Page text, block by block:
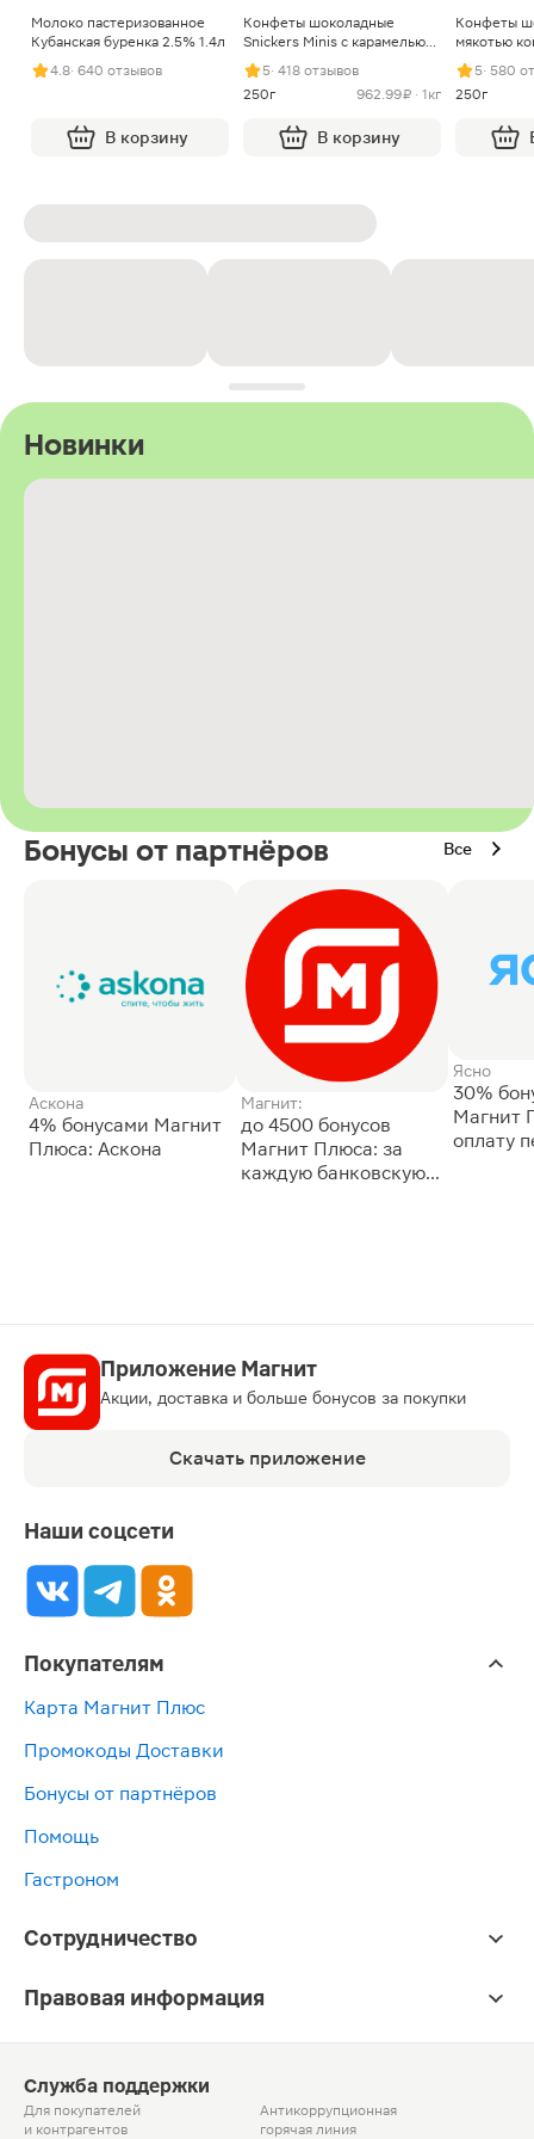
Молоко пастеризованное
Кубанская буренка 2.5% 1.4л
4.8· 640 отзывов
В корзину
Конфеты шоколадные
Snickers Minis с карамелью
арахисом и нугой
5· 418 отзывов
250г
962.99 ₽ · 1кг
В корзину
Конфеты
мякотью
5· 580
250г
Новинки
Бонусы от партнёров Все
Аскона
4% бонусами Магнит
Плюса: Аскона
Магнит:
до 4500 бонусов
Магнит Плюса: за
каждую банковскую
Ясно
30%
Магнит
оплату
Приложение Магнит
Акции, доставка и больше бонусов за покупки
Скачать приложение
Наши соцсети
Покупателям
Карта Магнит Плюс
Промокоды Доставки
Бонусы от партнёров
Помощь
Гастроном
Сотрудничество
Правовая информация
Служба поддержки
Для покупателей
и контрагентов
Антикоррупционная
горячая линия